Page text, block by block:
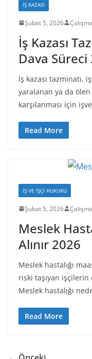
İŞ KAZASI
Şubat 5, 2026
İş Kazası
Dava
İş kazası tazminatı,
yaralanan ya da ölen
karşılanması için
Read More
İŞ VE İŞÇI HUKUKU
Şubat 5, 2026
Meslek
Alınır 2026
Meslek hastalığı
riski taşıyan
Meslek hastalığı
Read More